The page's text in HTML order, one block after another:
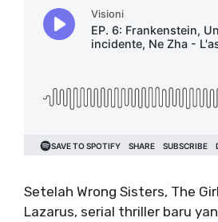
Setelah Wrong Sisters, The
Lazarus, serial thriller baru